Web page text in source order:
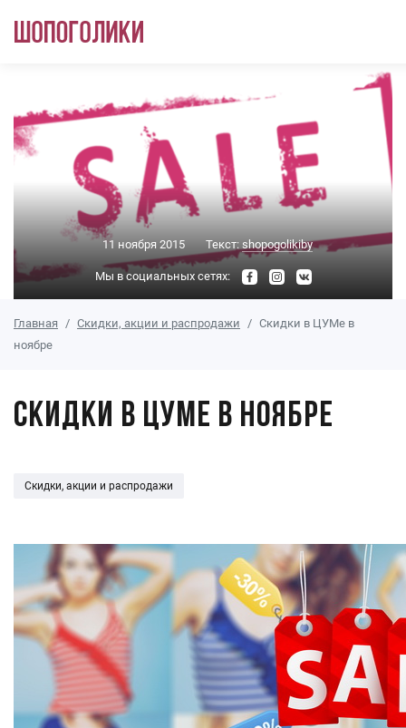
11 ноября 2015 Текст: shopogolikiby
Мы в социальных сетях:
Главная Скидки, акции и распродажи
Скидки в ЦУМе в
ноябре
Скидки в ЦУМе в ноябре
Скидки, акции и распродажи